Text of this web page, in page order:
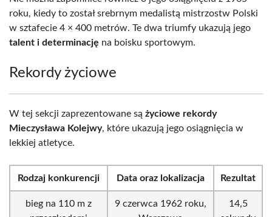
roku, kiedy to został srebrnym medalistą mistrzostw Polski
w sztafecie 4 × 400 metrów. Te dwa triumfy ukazują jego
talent i determinację na boisku sportowym.
Rekordy życiowe
W tej sekcji zaprezentowane są życiowe rekordy
Mieczysława Kolejwy, które ukazują jego osiągnięcia w
lekkiej atletyce.
Rodzaj konkurencji Data oraz lokalizacja Rezultat
bieg na 110 m z
9 czerwca 1962 roku,
14,5